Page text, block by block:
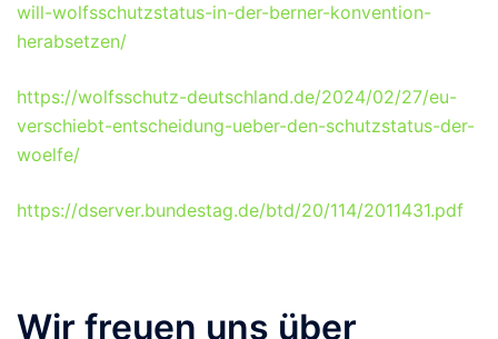
will-wolfsschutzstatus-in-der-berner-konvention-
herabsetzen/
https://wolfsschutz-deutschland.de/2024/02/27/eu-
verschiebt-entscheidung-ueber-den-schutzstatus-der-
woelfe/
https://dserver.bundestag.de/btd/20/114/2011431.pdf
Wir freuen uns über